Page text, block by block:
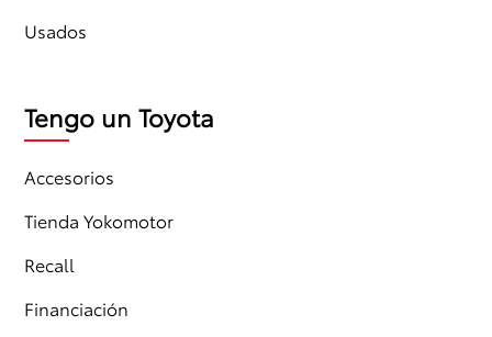
Usados
Tengo un Toyota
Accesorios
Tienda Yokomotor
Recall
Financiación